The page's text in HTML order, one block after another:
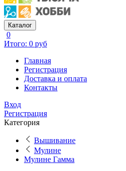
Каталог
0
Итого: 0 руб
Главная
Регистрация
Доставка и оплата
Контакты
Вход
Регистрация
Категория
Вышивание
Мулине
Мулине Гамма